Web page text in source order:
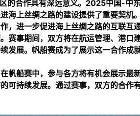
的合作具有深远意义。2025中国-中
海上丝绸之路的建设提供了重要契机
，进一步促进海上丝绸之路的互联互
赛事期间，双方将在航运管理、港口
发展。帆船赛成为了展示这一合作成
帆船赛中，参与各方将有机会展示最
可持续发展。通过赛事，双方的合作